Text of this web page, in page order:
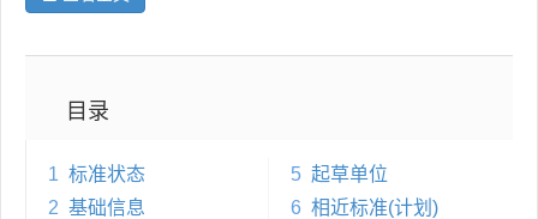
目录
1 标准状态
2 基础信息
5 起草单位
6 相近标准(计划)